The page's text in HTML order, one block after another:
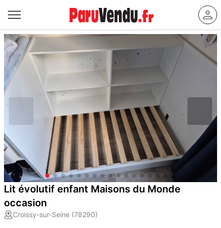
Lit évolutif enfant Maisons du Monde
occasion
Croissy-sur-Seine (78290)